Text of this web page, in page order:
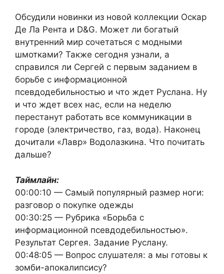
Обсудили новинки из новой коллекции Оскар
Де Ла Рента и D&G. Может ли богатый
внутренний мир сочетаться с модными
шмотками? Также сегодня узнали, а
справился ли Сергей с первым заданием в
борьбе с информационной
псевдодебильностью и что ждет Руслана. Ну
и что ждет всех нас, если на неделю
перестанут работать все коммуникации в
городе (электричество, газ, вода). Наконец
дочитали «Лавр» Водолазкина. Что почитать
дальше?
Таймлайн:
00:00:10 — Самый популярный размер ноги:
разговор о покупке одежды
00:30:25 — Рубрика «Борьба с
информационной псевдодебильностью».
Результат Сергея. Задание Руслану.
00:48:05 — Вопрос слушателя: а мы готовы к
зомби-апокалипсису?